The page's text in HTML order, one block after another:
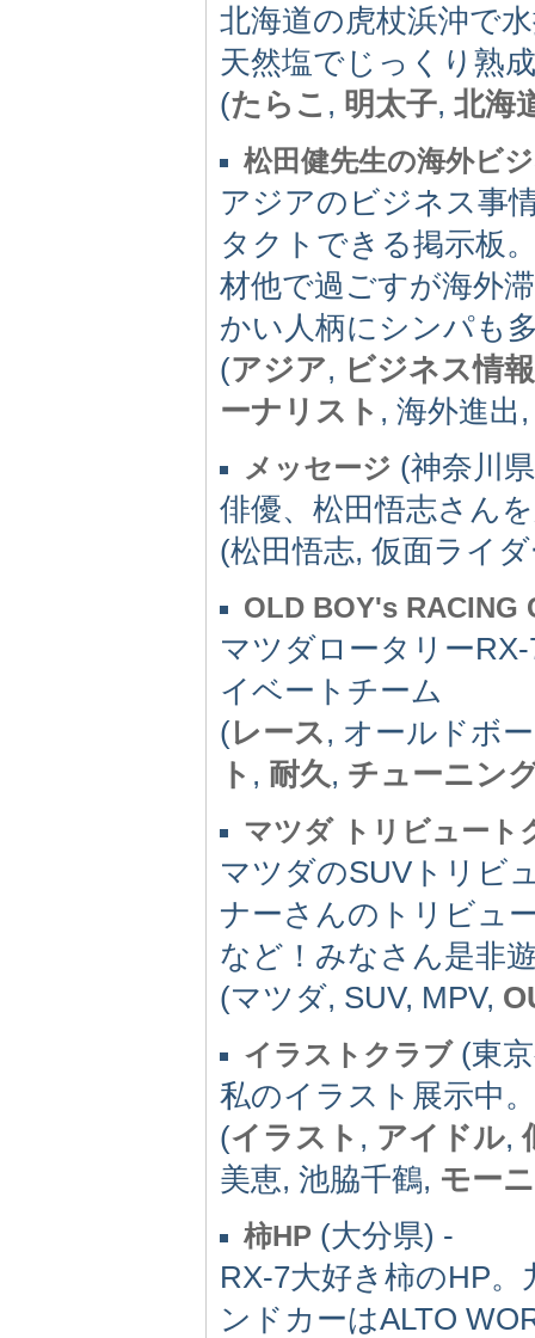
北海道の虎杖浜沖で
天然塩でじっくり熟
(たらこ , 明太子, 北海
松田健先生の海外ビ
アジアのビジネス事
タクトできる掲示板
材他で過ごすが海外
かい人柄にシンパも
(アジア, ビジネス情報
ーナリスト , 海外進出
メッセージ (神奈川
俳優、松田悟志さん
(松田悟志, 仮面ライ
OLD BOY's RACING
マツダロータリー
イベートチーム
(レース, オールドボ
ト , 耐久, チューニン
マツダ トリビュート
マツダのSUVトリビ
ナーさんのトリビュ
など！みなさん是非
(マツダ, SUV, MPV,
イラストクラブ(東
私のイラスト展示中
(イラスト , アイドル,
美恵, 池脇千鶴, モー
柿HP (大分県) -
RX-7大好き柿のHP
ンドカーはALTO